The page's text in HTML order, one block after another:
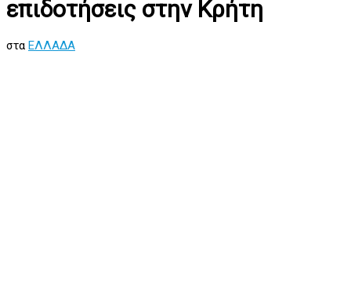
επιδοτήσεις στην Κρήτη
στα ΕΛΛΑΔΑ